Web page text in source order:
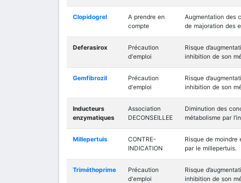
Clopidogrel
A prendre en
compte
Augmentation des
de majoration des
Deferasirox
Précaution
d'emploi
Risque
inhibition de son
Gemfibrozil
Précaution
d'emploi
Risque
inhibition de son
Inducteurs
enzymatiques
Association
DECONSEILLEE
Diminution des
métabolisme par
Millepertuis
CONTRE-
INDICATION
Risque de
par le millepertuis.
Triméthoprime
Précaution
d'emploi
Risque
inhibition de son